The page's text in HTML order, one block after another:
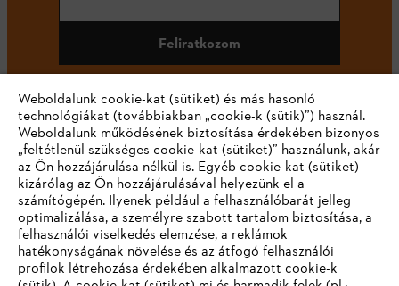
Feliratkozom
#STIHL
Vállalat
Weboldalunk cookie-kat (sütiket) és más hasonló
technológiákat (továbbiakban „cookie-k (sütik)”) használ.
Weboldalunk működésének biztosítása érdekében bizonyos
„feltétlenül szükséges cookie-kat (sütiket)” használunk, akár
az Ön hozzájárulása nélkül is. Egyéb cookie-kat (sütiket)
kizárólag az Ön hozzájárulásával helyezünk el a
számítógépén. Ilyenek például a felhasználóbarát jelleg
optimalizálása, a személyre szabott tartalom biztosítása, a
felhasználói viselkedés elemzése, a reklámok
hatékonyságának növelése és az átfogó felhasználói
profilok létrehozása érdekében alkalmazott cookie-k